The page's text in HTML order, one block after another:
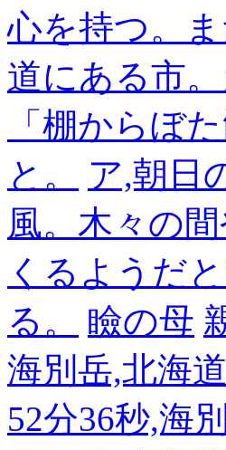
心を持つ。
道にある市
「棚からぼ
と。
ア,朝日
風。木々の
くるようだ
る。
瞼の母
海別岳,北海
52分36秒,海